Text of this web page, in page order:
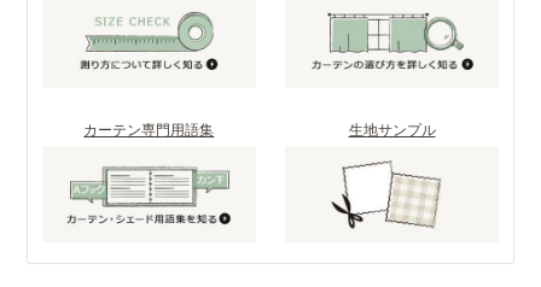
カーテン専門用語集 生地サンプル